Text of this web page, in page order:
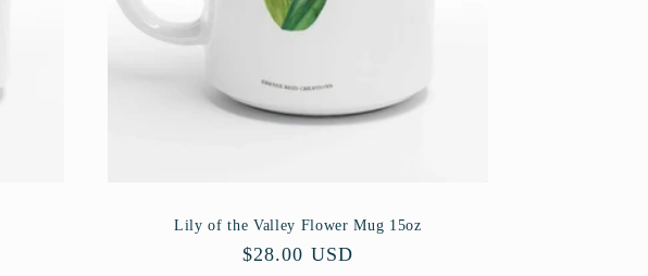
Lily of the Valley Flower Mug 15oz
Precio
$28.00 USD